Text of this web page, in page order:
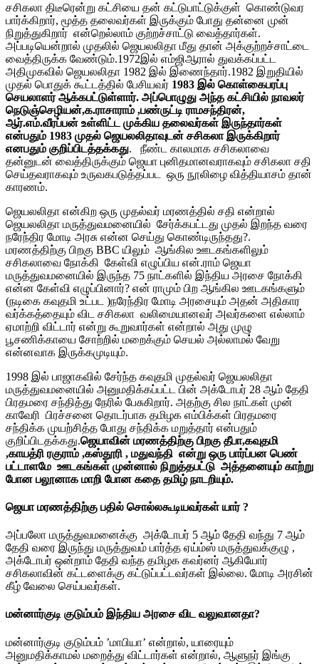
சசிகலா திடீரென்று கட்சியை தன் கட்டுபாட்டுக்குள் கொண்டுவர
பார்க்கிறார், மூத்த தலைவர்கள் இருக்கும் போது தன்னை முன்
நிறுத்துகிறார் என்றெல்லாம் குற்றச்சாட்டு வைத்தார்கள்.
அப்படியென்றால் முதலில் ஜெயலலிதா மீது தான் அக்குற்றச்சாட்டை
வைத்திருக்க வேண்டும்.1972இல் எம்ஜிஆரால் துவக்கப்பட்ட
அதிமுகவில் ஜெயலலிதா 1982 இல் இணைந்தார்.1982 இறுதியில்
முதல் பொதுக் கூட்டத்தில் பேசியவர் 1983 இல் கொள்கைபரப்பு
செயலாளர் ஆக்கபட்டுள்ளார். அப்பொழுது அந்த கட்சியில் நாவலர்
நெடுஞ்செழியன்,க.ராசாராம் ,பண்ருட்டி ராமசந்திரன்,
ஆர்.எம்.வீரப்பன் உள்ளிட்ட முக்கிய தலைவர்கள் இருந்தார்கள்
என்பதும் 1983 முதல் ஜெயலலிதாவுடன் சசிகலா இருக்கிறார்
எனபதும் குறிப்பிடத்தக்கது. நீண்ட காலமாக சசிகலாவை
தன்னுடன் வைத்திருக்கும் ஜெயா புனிதமானவராகவும் சசிகலா சதி
செய்தவராகவும் உருவகபடுத்தப்பட ஒரு நூலிழை வித்தியாசம் தான்
காரணம்.
ஜெயலலிதா என்கிற ஒரு முதல்வர் மரணத்தில் சதி என்றால்
ஜெயலலிதா மருத்துவமனையில் சேர்க்கபட்டது முதல் இறந்த வரை
நரேந்திர மோடி அரசு என்ன செய்து கொண்டிருந்தது?.
மரணத்திற்கு பிறகு BBC யிலும் ஆங்கில ஊடகங்களிலும்
சசிகலாவை நோக்கி கேள்வி எழுப்பிய என்.ராம் ஜெயா
மருத்துவமனையில் இருந்த 75 நாட்களில் இந்திய அரசை நோக்கி
என்ன கேள்வி எழுப்பினார்? என் ராமும் பிற ஆங்கில ஊடகங்களும்
(நடிகை கவுதமி உட்பட )நரேந்திர மோடி அரசையும் அதன் அதிகார
வர்க்கத்தையும் விட சசிகலா வலிமையானவர் அவர்களை எல்லாம்
ஏமாற்றி விட்டார் என்று கூறுவார்கள் என்றால் அது முழு
பூசணிக்காயை சோற்றில் மறைக்கும் செயல் அல்லாமல் வேறு
என்னவாக இருக்கமுடியும்.
1998 இல் பாஜாகவில் சேர்ந்த கவுதமி முதல்வர் ஜெயலலிதா
மருத்துவமனையில் அனுமதிக்கப்பட்ட பின் அக்டோபர் 28 ஆம் தேதி
பிரதமரை சந்தித்து நேரில் பேசுகிறார். அதற்கு சில நாட்கள் முன்
காவேரி பிரச்சனை தொடர்பாக தமிழக எம்பிக்கள் பிரதமரை
சந்திக்க முயற்சித்த போது சந்திக்க மறுத்தார் என்பதும்
குறிப்பிடதக்கது.ஜெயாவின் மரணத்திற்கு பிறகு தீபா,கவுதமி
,காயத்ரி ரகுராம் ,கஸ்தூரி , மதுவந்தி என்று ஒரு பார்ப்பன பெண்
பட்டாளமே ஊடகங்கள் முன்னால் நிறுத்தபட்டு அத்தனையும் காற்று
போன பலூனாக மாறி போன கதை தமிழ் நாடறியும்.
ஜெயா மரணத்திற்கு பதில் சொல்லகூடியவர்கள் யார் ?
அப்பலோ மருத்துவமனைக்கு அக்டோபர் 5 ஆம் தேதி வந்து 7 ஆம்
தேதி வரை இருந்து மருத்துவம் பார்த்த ஏய்ம்ஸ் மருத்துவக்குழு ,
அக்டோபர் ஒன்றாம் தேதி வந்த தமிழக கவர்னர் ஆகியோர்
சசிகலாவின் கட்டளைக்கு கட்டுப்பட்டவர்கள் இல்லை. மோடி அரசின்
கீழ் வேலை செய்பவர்கள்.
மன்னார்குடி குடும்பம் இந்திய அரசை விட வலுவானதா?
மன்னார்குடி குடும்பம் ’மாபியா’ என்றால், யாரையும்
அனுமதிக்காமல் மறைத்து விட்டார்கள் என்றால், ஆளுநர் இங்கு